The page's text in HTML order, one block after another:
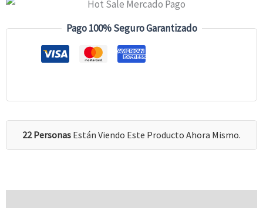
Pago 100% Seguro Garantizado
22 Personas Están Viendo Este Producto Ahora Mismo.